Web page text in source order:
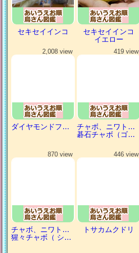
セキセイインコ
セキセイインコ
イエロー
2,008 view
ダイヤモンドフィンチ
419 view
チャボ、ニワトリの仲間
碁石チャボ（ゴイシチャボ）
870 view
チャボ、ニワトリの仲間
猩々チャボ（ ショウジョウチャボ）
446 view
トサカムクドリ